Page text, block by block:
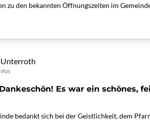
zu den bekannten Öffnungszeiten im
Unterroth
Es war ein schönes,
bedankt sich bei der Geistlichkeit, dem